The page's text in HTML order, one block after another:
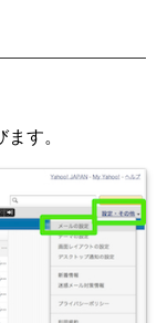
す。